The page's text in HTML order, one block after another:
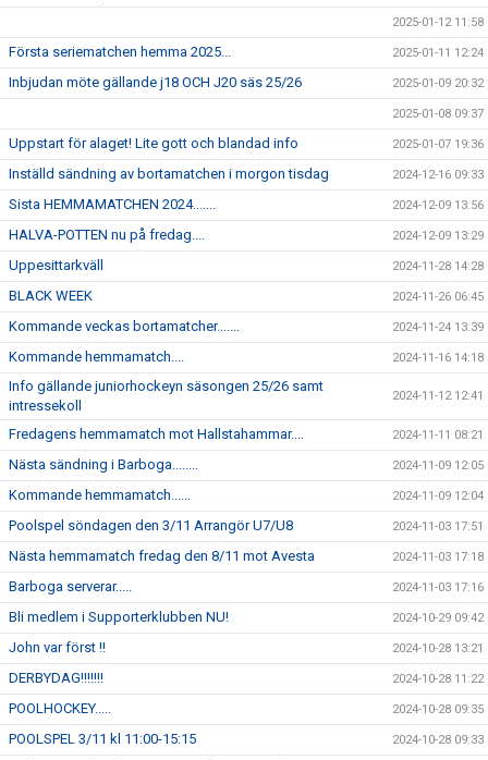
2025-01-12 11:58
Första seriematchen hemma 2025... 2025-01-11 12:24
Inbjudan möte gällande j18 OCH J20 säs 25/26 2025-01-09 20:32
2025-01-08 09:37
Uppstart för alaget! Lite gott och blandad info 2025-01-07 19:36
Inställd sändning av bortamatchen i morgon tisdag 2024-12-16 09:33
Sista HEMMAMATCHEN 2024....... 2024-12-09 13:56
HALVA-POTTEN nu på fredag.... 2024-12-09 13:29
Uppesittarkväll 2024-11-28 14:28
BLACK WEEK 2024-11-26 06:45
Kommande veckas bortamatcher....... 2024-11-24 13:39
Kommande hemmamatch.... 2024-11-16 14:18
Info gällande juniorhockeyn säsongen 25/26 samt
intressekoll
2024-11-12 12:41
Fredagens hemmamatch mot Hallstahammar.... 2024-11-11 08:21
Nästa sändning i Barboga........ 2024-11-09 12:05
Kommande hemmamatch...... 2024-11-09 12:04
Poolspel söndagen den 3/11 Arrangör U7/U8 2024-11-03 17:51
Nästa hemmamatch fredag den 8/11 mot Avesta 2024-11-03 17:18
Barboga serverar..... 2024-11-03 17:16
Bli medlem i Supporterklubben NU! 2024-10-29 09:42
John var först !! 2024-10-28 13:21
DERBYDAG!!!!!!! 2024-10-28 11:22
POOLHOCKEY..... 2024-10-28 09:35
POOLSPEL 3/11 kl 11:00-15:15 2024-10-28 09:33